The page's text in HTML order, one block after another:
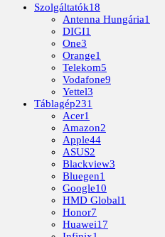
Szolgáltatók18
Antenna Hungária1
DIGI1
One3
Orange1
Telekom5
Vodafone9
Yettel3
Táblagép231
Acer1
Amazon2
Apple44
ASUS2
Blackview3
Bluegen1
Google10
HMD Global1
Honor7
Huawei17